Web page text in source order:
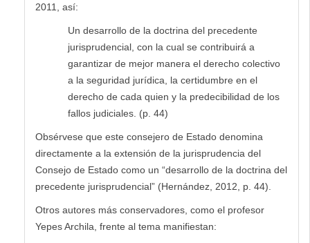
2011, así:
Un desarrollo de la doctrina del precedente
jurisprudencial, con la cual se contribuirá a
garantizar de mejor manera el derecho colectivo
a la seguridad jurídica, la certidumbre en el
derecho de cada quien y la predecibilidad de los
fallos judiciales. (p. 44)
Obsérvese que este consejero de Estado denomina
directamente a la extensión de la jurisprudencia del
Consejo de Estado como un “desarrollo de la doctrina del
precedente jurisprudencial” (Hernández, 2012, p. 44).
Otros autores más conservadores, como el profesor
Yepes Archila, frente al tema manifiestan: